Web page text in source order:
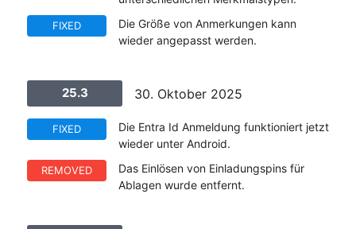
FIXED
Die Größe von Anmerkungen kann
wieder angepasst werden.
25.3 30. Oktober 2025
FIXED
Die Entra Id Anmeldung funktioniert jetzt
wieder unter Android.
REMOVED
Das Einlösen von Einladungspins für
Ablagen wurde entfernt.